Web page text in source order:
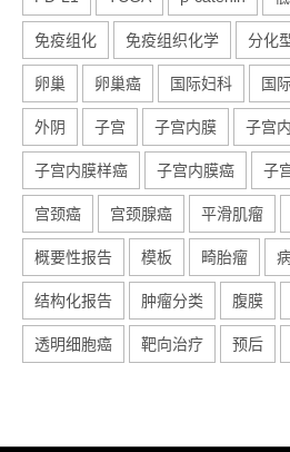
免疫组化 免疫组织化学 分化
卵巢 卵巢癌 国际妇科 国
外阴 子宫 子宫内膜 子宫
子宫内膜样癌 子宫内膜癌 子
宫颈癌 宫颈腺癌 平滑肌瘤
概要性报告 模板 畸胎瘤
结构化报告 肿瘤分类 腹膜
透明细胞癌 靶向治疗 预后